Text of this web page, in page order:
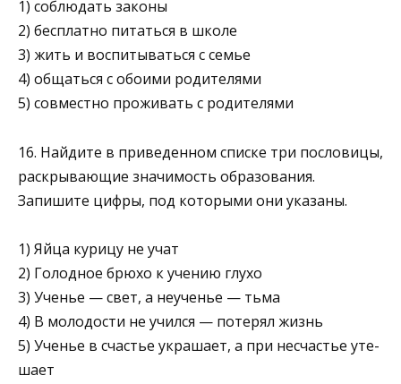
1) соблюдать законы
2) бесплатно питаться в школе
3) жить и воспитываться с семье
4) общаться с обоими родителями
5) совместно проживать с родителями
16. Найдите в приведенном списке три пословицы,
рас­крывающие значимость образования.
Запишите цифры, под которыми они указаны.
1) Яйца курицу не учат
2) Голодное брюхо к учению глухо
3) Ученье — свет, а неученье — тьма
4) В молодости не учился — потерял жизнь
5) Ученье в счастье украшает, а при несчастье уте­
шает